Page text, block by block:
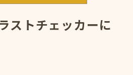
ストチェッカーに